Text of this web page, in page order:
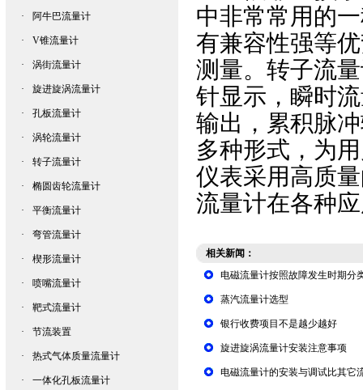
· 阿牛巴流量计
· V锥流量计
· 涡街流量计
· 旋进旋涡流量计
· 孔板流量计
· 涡轮流量计
· 转子流量计
· 椭圆齿轮流量计
· 平衡流量计
· 弯管流量计
· 楔形流量计
· 喷嘴流量计
· 靶式流量计
· 节流装置
· 热式气体质量流量计
· 一体化孔板流量计
中非常常用的
有兼容性强等
测量。转子流
针显示，瞬时
输出，累积脉
多种形式，为
仪表采用高质
流量计在各种
相关新闻：
电磁流量计按照故障发生时期分
蒸汽流量计选型
银行收费项目不是越少越好
旋进旋涡流量计安装注意事项
电磁流量计的安装与调试比其它